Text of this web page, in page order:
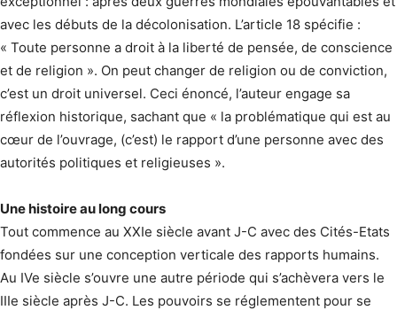
avec les débuts de la décolonisation. L’article 18 spécifie :
« Toute personne a droit à la liberté de pensée, de conscience
et de religion ». On peut changer de religion ou de conviction,
c’est un droit universel. Ceci énoncé, l’auteur engage sa
réflexion historique, sachant que « la problématique qui est au
cœur de l’ouvrage, (c’est) le rapport d’une personne avec des
autorités politiques et religieuses ».
Une histoire au long cours
Tout commence au XXIe siècle avant J-C avec des Cités-Etats
fondées sur une conception verticale des rapports humains.
Au IVe siècle s’ouvre une autre période qui s’achèvera vers le
IIIe siècle après J-C. Les pouvoirs se réglementent pour se